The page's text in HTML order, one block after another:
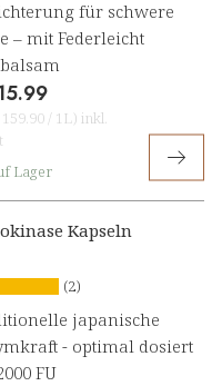
für schwere
– mit Federleicht
/ 1L) inkl.
Lager
Kapseln
(2)
japanische
- optimal dosiert
FU